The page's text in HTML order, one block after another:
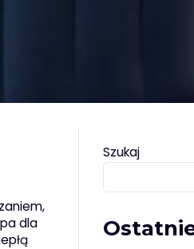
dla
Szukaj